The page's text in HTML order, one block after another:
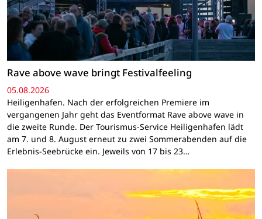
Rave above wave bringt Festivalfeeling
05.08.2026
Heiligenhafen. Nach der erfolgreichen Premiere im
vergangenen Jahr geht das Eventformat Rave above wave in
die zweite Runde. Der Tourismus-Service Heiligenhafen lädt
am 7. und 8. August erneut zu zwei Sommerabenden auf die
Erlebnis-Seebrücke ein. Jeweils von 17 bis 23…